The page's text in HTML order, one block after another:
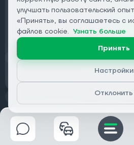
Email
© 2026 DRIVECLICK GROUP LTD
улучшать пользовательский
«Принять», вы соглашаетесь с
файлов cookie. Узнать больше
Принять
Настройки
Отклонить